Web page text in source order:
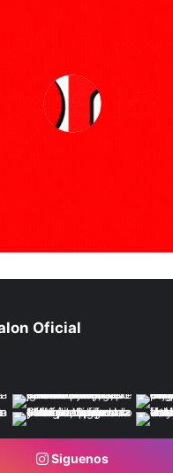
Oficial
Siguenos